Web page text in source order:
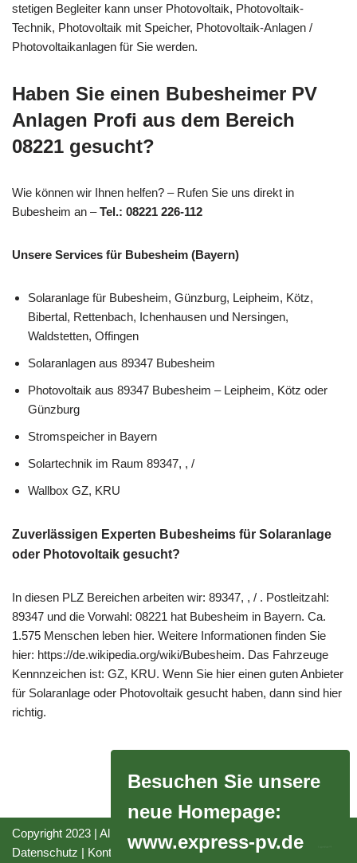
stetigen Begleiter kann unser Photovoltaik, Photovoltaik-
Technik, Photovoltaik mit Speicher, Photovoltaik-Anlagen /
Photovoltaikanlagen für Sie werden.
Haben Sie einen Bubesheimer PV
Anlagen Profi aus dem Bereich
08221 gesucht?
Wie können wir Ihnen helfen? – Rufen Sie uns direkt in
Bubesheim an –Tel.: 08221 226-112
Unsere Services für Bubesheim (Bayern)
Solaranlage für Bubesheim, Günzburg, Leipheim, Kötz,
Bibertal, Rettenbach, Ichenhausen und Nersingen,
Waldstetten, Offingen
Solaranlagen aus 89347 Bubesheim
Photovoltaik aus 89347 Bubesheim – Leipheim, Kötz oder
Günzburg
Stromspeicher in Bayern
Solartechnik im Raum 89347, , /
Wallbox GZ, KRU
Zuverlässigen Experten Bubesheims für Solaranlage
oder Photovoltaik gesucht?
In diesen PLZ Bereichen arbeiten wir: 89347, , / . Postleitzahl:
89347 und die Vorwahl: 08221 hat Bubesheim in Bayern. Ca.
1.575 Menschen leben hier. Weitere Informationen finden Sie
hier: https://de.wikipedia.org/wiki/Bubesheim. Das Fahrzeuge
Kennnzeichen ist: GZ, KRU. Wenn Sie hier einen guten Anbieter
für Solaranlage oder Photovoltaik gesucht haben, dann sind hier
richtig.
Copyright 2023 | All Rights Reserved |
Datenschutz | Kontakt
Besuchen Sie unsere
neue Homepage:
www.express-pv.de